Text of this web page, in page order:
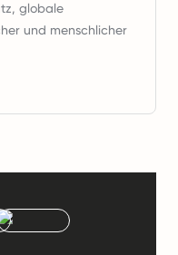
globale
und menschlicher